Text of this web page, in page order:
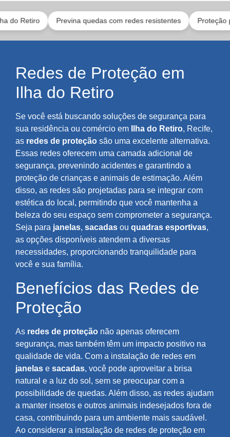
Previna quedas com redes resistentes Proteção para
Redes de Proteção em
Ilha do Retiro
Se você está buscando soluções de segurança para
sua residência ou comércio em
Ilha do Retiro, Recife,
as redes de proteção são uma excelente alternativa.
Essas redes oferecem uma camada adicional de
segurança, prevenindo acidentes e garantindo a
proteção de crianças e animais de estimação. Além
disso, as redes são projetadas para se integrar com
estética do local, permitindo que você mantenha a
beleza do seu espaço sem comprometer a segurança.
Seja para janelas, sacadas ou quadras esportivas,
as opções disponíveis atendem a diversas
necessidades, proporcionando tranquilidade para
você e sua família.
Benefícios das Redes de
Proteção
As redes de proteção não apenas oferecem
segurança, mas também têm um impacto positivo na
qualidade de vida. Com a instalação de redes em
janelas e sacadas, você pode aproveitar a brisa
natural e a luz do sol, sem se preocupar com a
possibilidade de quedas. Além disso, as redes ajudam
a manter insetos e outros animais indesejados fora de
casa, contribuindo para um ambiente mais saudável.
Ao considerar a instalação de redes de proteção em